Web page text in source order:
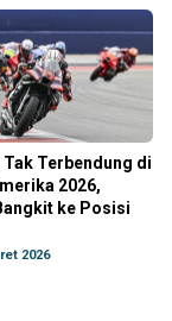
Tak Terbendung di
2026,
ke Posisi
2026